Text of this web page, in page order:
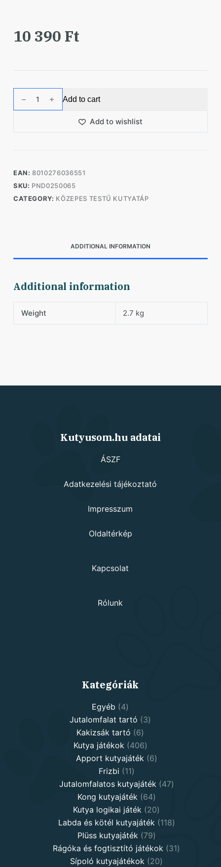
10 390 Ft
2,5kg
quantity
Add to cart
Add to wishlist
EAN:8010276036551
SKU: PND0250065
CATEGORY: KÖZEPES TESTŰ KUTYATÁP
ADDITIONAL INFORMATION
Additional information
Weight 2.7 kg
Kutyusom.hu adatai
ÁSZF
Adatkezelési tájékoztató
Impresszum
Oldaltérkép
Kapcsolat
Rólunk
Kategóriák
Egyéb 44
products
Jutalomfalat tartó 33
Kakizsák tartó 66
products
Kutya játékok 406406
products
Apport kutyajáték 66
Frizbi 1111
products
Jutalomfalatos kutyajáték 4747
Kong kutyajáték 6464
products
Kutya logikai játék 2020
products
Labda és kötél kutyajáték 118118
Plüss kutyajáték 7979
products
Rágóka és fogtisztító játékok 3131
Sípoló kutyajátékok 2020